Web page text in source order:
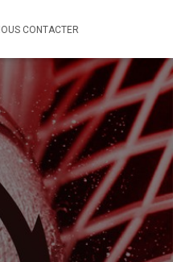
CONTACTER